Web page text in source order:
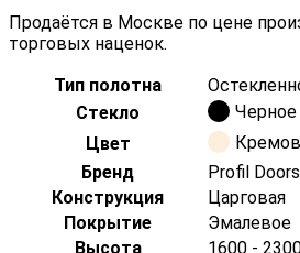
Продаётся в Москве по цене
торговых наценок.
Тип полотна
Стекло
Черное
Цвет
Бренд
Profil Doors
Конструкция
Царговая
Покрытие
Эмалевое
Высота
1600 -